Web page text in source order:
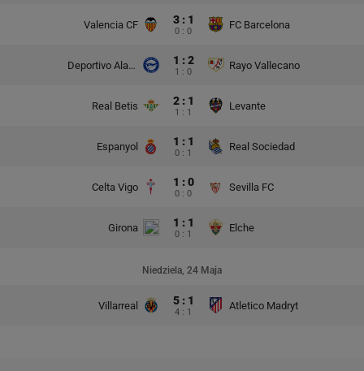
Valencia CF 3 : 1
0 : 0
FC Barcelona
Deportivo Alaves 1 : 2
1 : 0
Rayo Vallecano
Real Betis 2 : 1
1 : 1
Levante
Espanyol 1 : 1
0 : 1
Real Sociedad
Celta Vigo 1 : 0
0 : 0
Sevilla FC
Girona 1 : 1
0 : 1
Elche
Niedziela, 24 Maja
Villarreal 5 : 1
4 : 1
Atletico Madryt